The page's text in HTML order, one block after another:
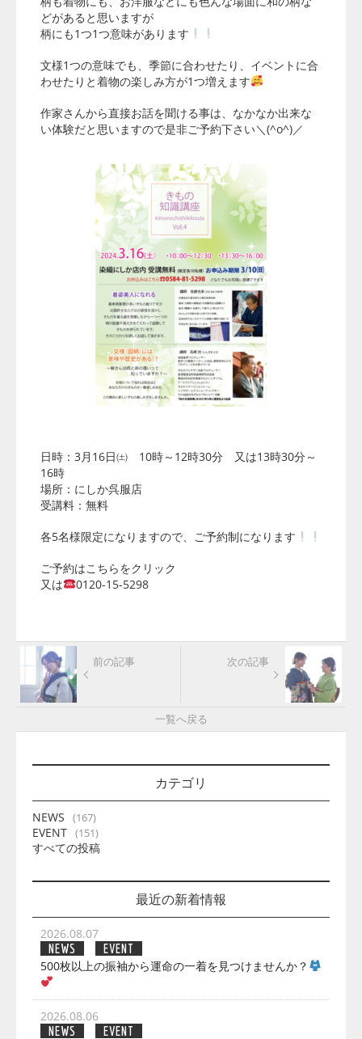
どがあると思いますが
柄にも1つ1つ意味があります
文様1つの意味でも、季節に合わせたり、イベントに合
わせたりと着物の楽しみ方が1つ増えます
作家さんから直接お話を聞ける事は、なかなか出来な
い体験だと思いますので是非ご予約下さい＼(^o^)／
日時：3月16日㈯ 10時～12時30分 又は13時30分～
16時
場所：にしか呉服店
受講料：無料
各5名様限定になりますので、ご予約制になります
ご予約はこちらをクリック
又は
0120-15-5298
前の記事 次の記事
一覧へ戻る
カテゴリ
NEWS (167)
EVENT (151)
すべての投稿
最近の新着情報
2026.08.07
NEWS EVENT
500枚以上の振袖から運命の一着を見つけませんか？
2026.08.06
NEWS EVENT